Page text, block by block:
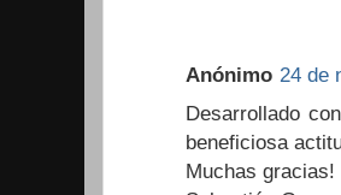
Anónimo 24 de
Desarrollado
beneficiosa
Muchas gracias!